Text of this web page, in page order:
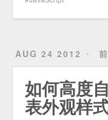
AUG 24 2012
如何高度
表外观样